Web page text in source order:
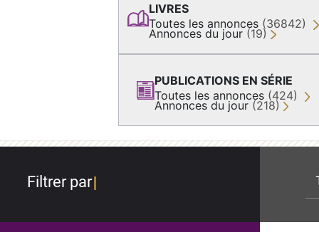
LIVRES
Toutes les annonces (36842)
Annonces du jour (19)
PUBLICATIONS EN SÉRIE
Toutes les annonces (424)
Annonces du jour (218)
Filtrer par